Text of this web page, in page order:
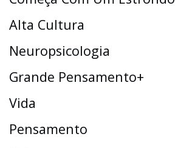
Alta Cultura
Neuropsicologia
Grande Pensamento+
Vida
Pensamento